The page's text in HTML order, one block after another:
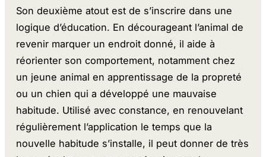
Son deuxième atout est de s’inscrire dans une
logique d’éducation. En décourageant l’animal de
revenir marquer un endroit donné, il aide à
réorienter son comportement, notamment chez
un jeune animal en apprentissage de la propreté
ou un chien qui a développé une mauvaise
habitude. Utilisé avec constance, en renouvelant
régulièrement l’application le temps que la
nouvelle habitude s’installe, il peut donner de très